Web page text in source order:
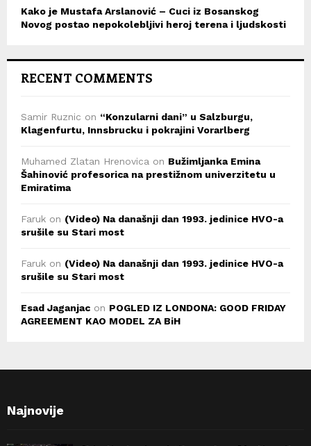
Kako je Mustafa Arslanović – Cuci iz Bosanskog
Novog postao nepokolebljivi heroj terena i ljudskosti
RECENT COMMENTS
Samir Ruznic on “Konzularni dani” u Salzburgu,
Klagenfurtu, Innsbrucku i pokrajini Vorarlberg
Muhamed Zlatan Hrenovica on Bužimljanka Emina
Šahinović profesorica na prestižnom univerzitetu u
Emiratima
Faruk on (Video) Na današnji dan 1993. jedinice HVO-a
srušile su Stari most
Faruk on (Video) Na današnji dan 1993. jedinice HVO-a
srušile su Stari most
Esad Jaganjac on POGLED IZ LONDONA: GOOD FRIDAY
AGREEMENT KAO MODEL ZA BiH
Najnovije